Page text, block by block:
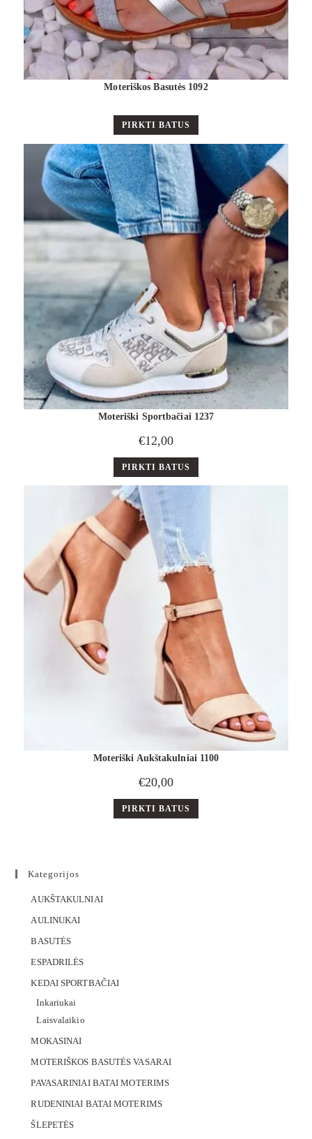
Moteriškos Basutės 1092
PIRKTI BATUS
Moteriški Sportbačiai 1237
€12,00
PIRKTI BATUS
Moteriški Aukštakulniai 1100
€20,00
PIRKTI BATUS
Kategorijos
AUKŠTAKULNIAI
AULINUKAI
BASUTĖS
ESPADRILĖS
KEDAI SPORTBAČIAI
Inkariukai
Laisvalaikio
MOKASINAI
MOTERIŠKOS BASUTĖS VASARAI
PAVASARINIAI BATAI MOTERIMS
RUDENINIAI BATAI MOTERIMS
ŠLEPETĖS